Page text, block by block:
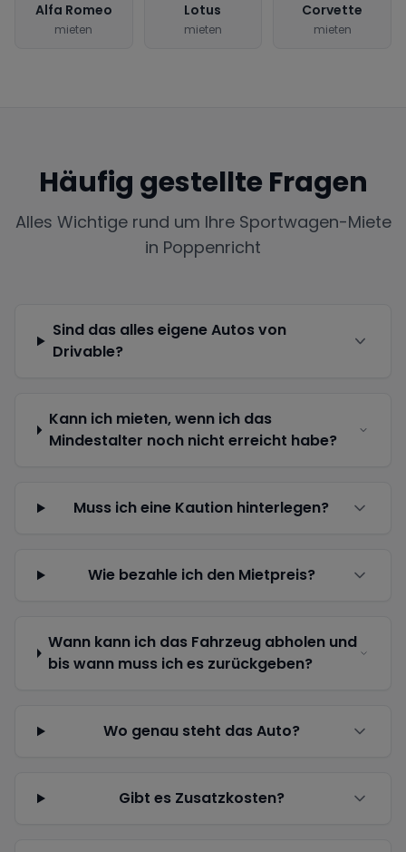
Alfa Romeo
mieten
Lotus
mieten
Corvette
mieten
Häufig gestellte Fragen
Alles Wichtige rund um Ihre Sportwagen-Miete
in Poppenricht
Sind das alles eigene Autos von
Drivable?
Kann ich mieten, wenn ich das
Mindestalter noch nicht erreicht habe?
Muss ich eine Kaution hinterlegen?
Wie bezahle ich den Mietpreis?
Wann kann ich das Fahrzeug abholen und
bis wann muss ich es zurückgeben?
Wo genau steht das Auto?
Gibt es Zusatzkosten?